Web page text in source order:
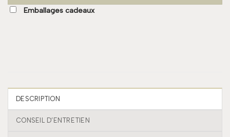
Emballages cadeaux
DESCRIPTION
CONSEIL D’ENTRETIEN